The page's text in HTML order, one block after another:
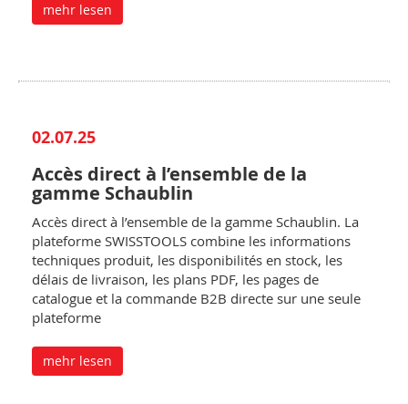
mehr lesen
02.07.25
Accès direct à l’ensemble de la
gamme Schaublin
Accès direct à l’ensemble de la gamme Schaublin. La
plateforme SWISSTOOLS combine les informations
techniques produit, les disponibilités en stock, les
délais de livraison, les plans PDF, les pages de
catalogue et la commande B2B directe sur une seule
plateforme
mehr lesen